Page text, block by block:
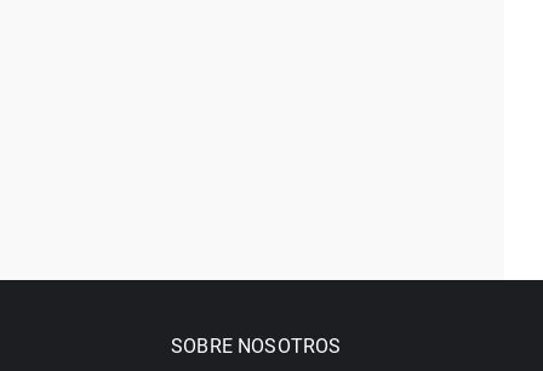
SOBRE NOSOTROS